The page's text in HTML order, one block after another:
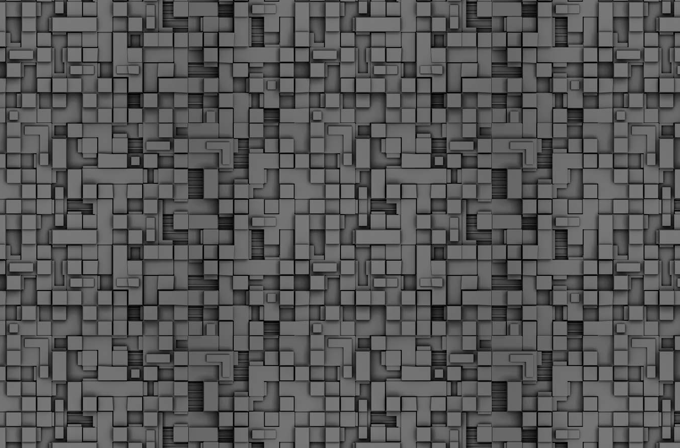
Μεγάλες μέρες ζει ο "οργανισμός" της Δημοτικής Αστυνομίας!
Να θυμίσουμε ότι κανονικές προσλήψεις στην Δημοτική
Αστυνομία έχουν να γίνουν από το 2010. Δεκαέξι ολόκληρα
χρόνια! Και βέβαια, ακόμη και με αυτές τις προσλήψεις, δεν
φτάνουμε ούτε τα 2/3 των Δημοτικών Αστυνομικών που
υπηρετούσαν το 2013 προ της κατάργησης της υπηρεσίας με
απόφαση του σημερινού πρωθυπουργού Κυριάκου Μητσοτάκη. Ας
είναι...
2
Δημοτική Αστυνομία Θεσσαλονίκης: Διμηνιαίος
απολογισμός ελέγχων τήρησης νομοθεσίας
Τον απολογισμό των δράσεων ελέγχου για τα ζώα συντροφιάς
κατά το δίμηνο Ιανουαρίου – Φεβρουαρίου 2026 παρουσιάζει η
Δημοτική Αστυνομία Θεσσαλονίκης, με στόχο την προστασία των
ζώων και την ομαλή συμβίωση στην πόλη.
FEB
18
ΣτΕ: Οριστική απόρριψη της επαναφοράς του 13ου
και 14ου μισθού για τους δημοσίους υπαλλήλους
Με την απόφαση αυτή, το ΣτΕ απορρίπτει οριστικά τις
αξιώσεις των δημοσίων υπαλλήλων για επαναφορά των
δώρων, επικυρώνοντας την τρέχουσα κατάσταση παρά τις
αντιδράσεις της ΑΔΕΔΥ
Το ΣτΕ απέρριψε οριστικά την προσφυγή της ΑΔΕΔΥ και ενός
εκπαιδευτικού για την επαναφορά των δώρων Χριστουγέννων,
Πάσχα και θερινής άδειας (13ος και 14ος μισθός) στους
εργαζόμενους του δημόσιου τομέα, κλείνοντας μια μακρά
διαμάχη δεκαετιών που αφορούσε τις μνημονιακές περικοπές.
Γνωστοποίηση έκδοσης οριστικών αποτελεσμάτων –
Παροχή οδηγιών.
► Δείτε/κατεβάστε την πολυαναμενόμενη εγκύκλιο του Υπ.
FEB
1
Με διαρροή 2 μέρες πριν την στάση εργασίας
ενημερώνει το ΣτΕ για την απόρριψη της επαναφοράς